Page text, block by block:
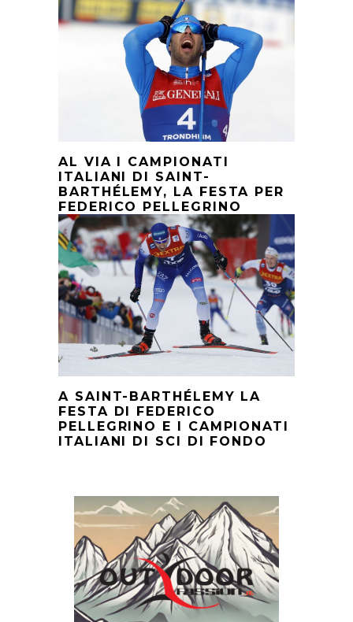
AL VIA I CAMPIONATI
ITALIANI DI SAINT-
BARTHÉLEMY, LA FESTA PER
FEDERICO PELLEGRINO
A SAINT-BARTHÉLEMY LA
FESTA DI FEDERICO
PELLEGRINO E I CAMPIONATI
ITALIANI DI SCI DI FONDO